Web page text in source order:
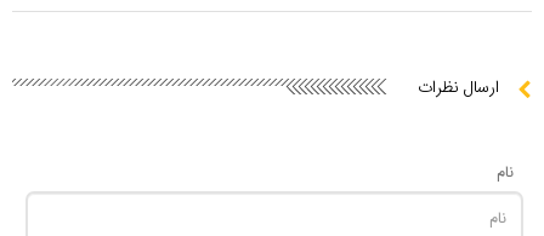
ارسال نظرات
نام